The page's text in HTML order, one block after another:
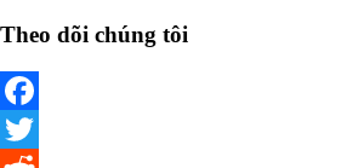
Theo dõi chúng tôi
Facebook